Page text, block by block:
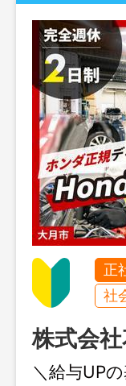
正
社
株式会
＼給与UP